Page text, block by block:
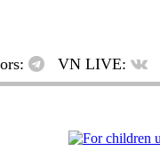
VN LIVE: